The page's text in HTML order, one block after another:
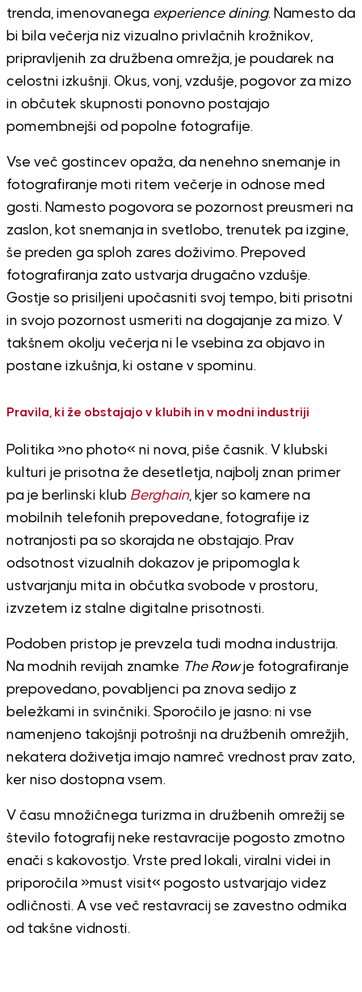
trenda, imenovanega experience dining. Namesto da
bi bila večerja niz vizualno privlačnih krožnikov,
pripravljenih za družbena omrežja, je poudarek na
celostni izkušnji. Okus, vonj, vzdušje, pogovor za mizo
in občutek skupnosti ponovno postajajo
pomembnejši od popolne fotografije.
Vse več gostincev opaža, da nenehno snemanje in
fotografiranje moti ritem večerje in odnose med
gosti. Namesto pogovora se pozornost preusmeri na
zaslon, kot snemanja in svetlobo, trenutek pa izgine,
še preden ga sploh zares doživimo. Prepoved
fotografiranja zato ustvarja drugačno vzdušje.
Gostje so prisiljeni upočasniti svoj tempo, biti prisotni
in svojo pozornost usmeriti na dogajanje za mizo. V
takšnem okolju večerja ni le vsebina za objavo in
postane izkušnja, ki ostane v spominu.
Pravila, ki že obstajajo v klubih in v modni industriji
Politika »no photo« ni nova, piše časnik. V klubski
kulturi je prisotna že desetletja, najbolj znan primer
pa je berlinski klub Berghain, kjer so kamere na
mobilnih telefonih prepovedane, fotografije iz
notranjosti pa so skorajda ne obstajajo. Prav
odsotnost vizualnih dokazov je pripomogla k
ustvarjanju mita in občutka svobode v prostoru,
izvzetem iz stalne digitalne prisotnosti.
Podoben pristop je prevzela tudi modna industrija.
Na modnih revijah znamke The Rowje fotografiranje
prepovedano, povabljenci pa znova sedijo z
beležkami in svinčniki. Sporočilo je jasno: ni vse
namenjeno takojšnji potrošnji na družbenih omrežjih,
nekatera doživetja imajo namreč vrednost prav zato,
ker niso dostopna vsem.
V času množičnega turizma in družbenih omrežij se
število fotografij neke restavracije pogosto zmotno
enači s kakovostjo. Vrste pred lokali, viralni videi in
priporočila »must visit« pogosto ustvarjajo videz
odličnosti. A vse več restavracij se zavestno odmika
od takšne vidnosti.